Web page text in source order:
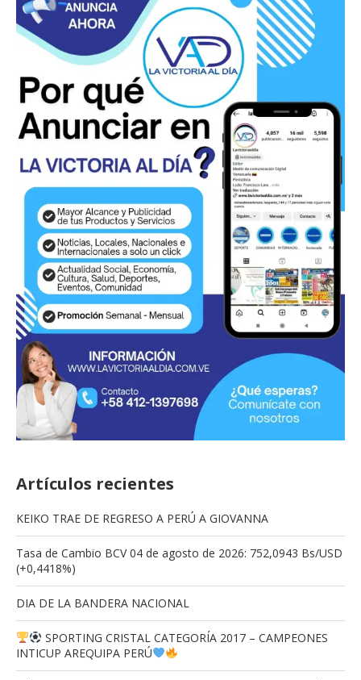
Artículos recientes
KEIKO TRAE DE REGRESO A PERÚ A GIOVANNA
Tasa de Cambio BCV 04 de agosto de 2026: 752,0943 Bs/USD
(+0,4418%)
DIA DE LA BANDERA NACIONAL
SPORTING CRISTAL CATEGORÍA 2017 – CAMPEONES
INTICUP AREQUIPA PERÚ